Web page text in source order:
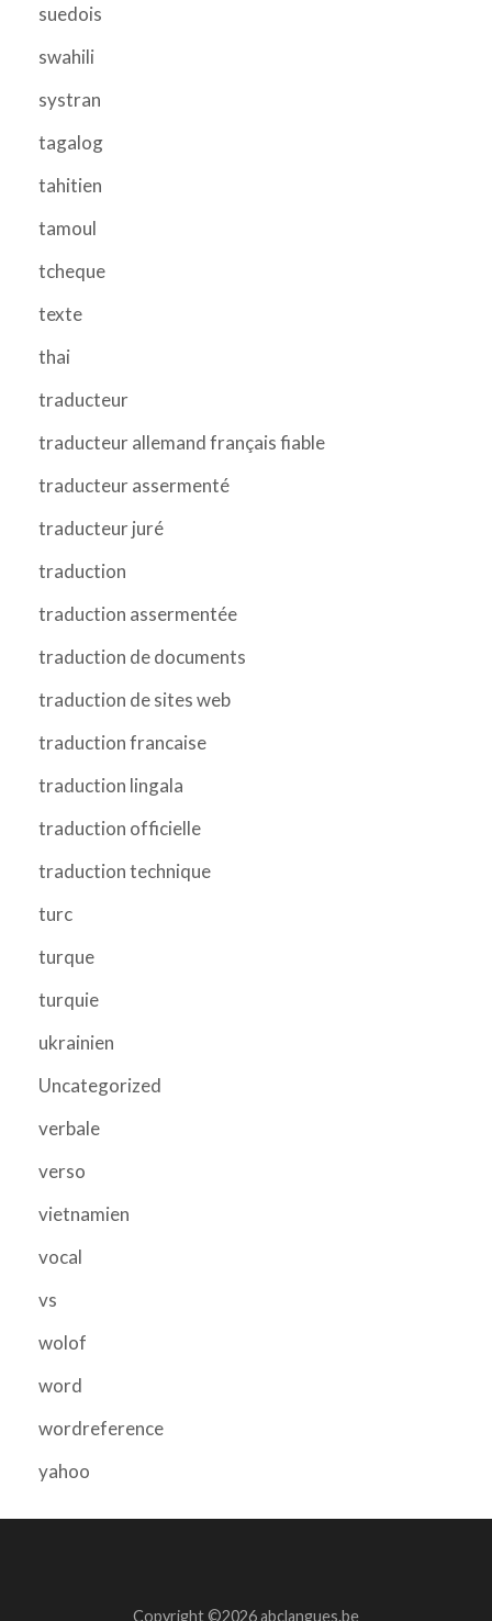
suedois
swahili
systran
tagalog
tahitien
tamoul
tcheque
texte
thai
traducteur
traducteur allemand français fiable
traducteur assermenté
traducteur juré
traduction
traduction assermentée
traduction de documents
traduction de sites web
traduction francaise
traduction lingala
traduction officielle
traduction technique
turc
turque
turquie
ukrainien
Uncategorized
verbale
verso
vietnamien
vocal
vs
wolof
word
wordreference
yahoo
Copyright ©2026 abclangues.be